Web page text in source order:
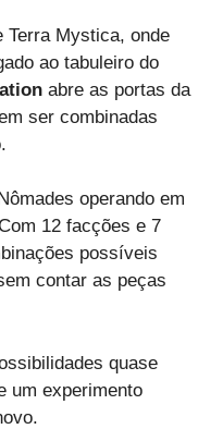
Terra Mystica, onde
ao tabuleiro do
abre as portas da
ser combinadas
operando em
12 facções e 7
possíveis
contar as peças
quase
um experimento